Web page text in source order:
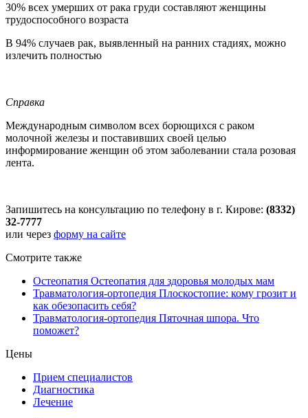
30% всех умерших от рака груди составляют женщины
трудоспособного возраста
В 94% случаев рак, выявленный на ранних стадиях, можно
излечить полностью
Справка
Международным символом всех борющихся с раком
молочной железы и поставивших своей целью
информирование женщин об этом заболевании стала розовая
лента.
Запишитесь на консультацию по телефону в г. Кирове: (8332)
32-7777
или через форму на сайте
Смотрите также
Остеопатия Остеопатия для здоровья молодых мам
Травматология-ортопедия Плоскостопие: кому грозит и
как обезопасить себя?
Травматология-ортопедия Пяточная шпора. Что
поможет?
Цены
Прием специалистов
Диагностика
Лечение